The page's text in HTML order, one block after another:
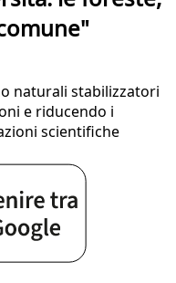
naturali stabilizzatori
e riducendo i
scientifiche